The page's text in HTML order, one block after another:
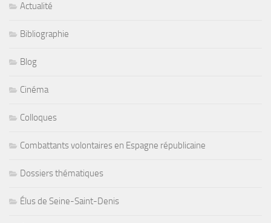
Actualité
Bibliographie
Blog
Cinéma
Colloques
Combattants volontaires en Espagne républicaine
Dossiers thématiques
Élus de Seine-Saint-Denis